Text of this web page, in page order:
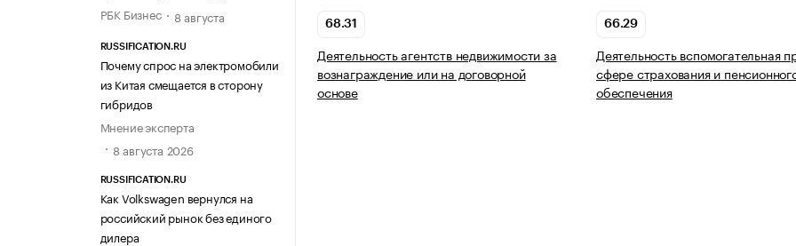
РБК Бизнес
8 августа
RUSSIFICATION.RU
Почему спрос на электромобили
из Китая смещается в сторону
гибридов
Мнение эксперта
8 августа 2026
RUSSIFICATION.RU
Как Volkswagen вернулся на
российский рынок без единого
дилера
68.31
Деятельность агентств недвижимости за
вознаграждение или на договорной
основе
66.29
Деятельность вспомогательная
сфере страхования и
обеспечения